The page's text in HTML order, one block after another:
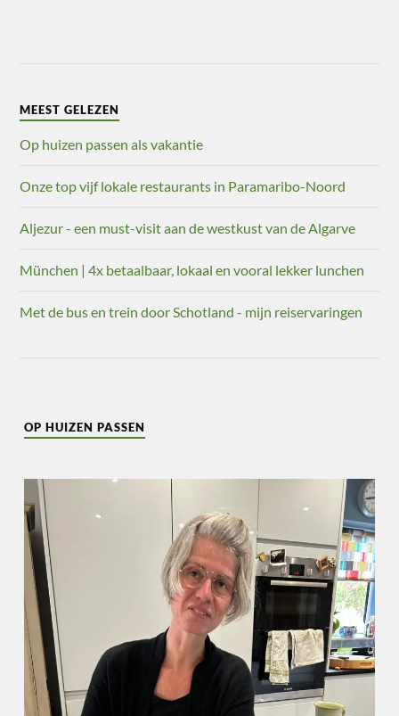
MEEST GELEZEN
Op huizen passen als vakantie
Onze top vijf lokale restaurants in Paramaribo-Noord
Aljezur - een must-visit aan de westkust van de Algarve
München | 4x betaalbaar, lokaal en vooral lekker lunchen
Met de bus en trein door Schotland - mijn reiservaringen
OP HUIZEN PASSEN